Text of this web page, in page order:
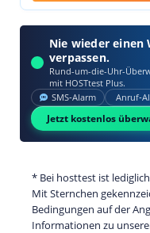
Nie wieder einen
verpassen.
Rund-um-die-Uhr-
mit HOSTtest Plus.
SMS‑Alarm
Jetzt kostenlos
* Bei hosttest ist
Mit Sternchen
Bedingungen auf der
Informationen zu